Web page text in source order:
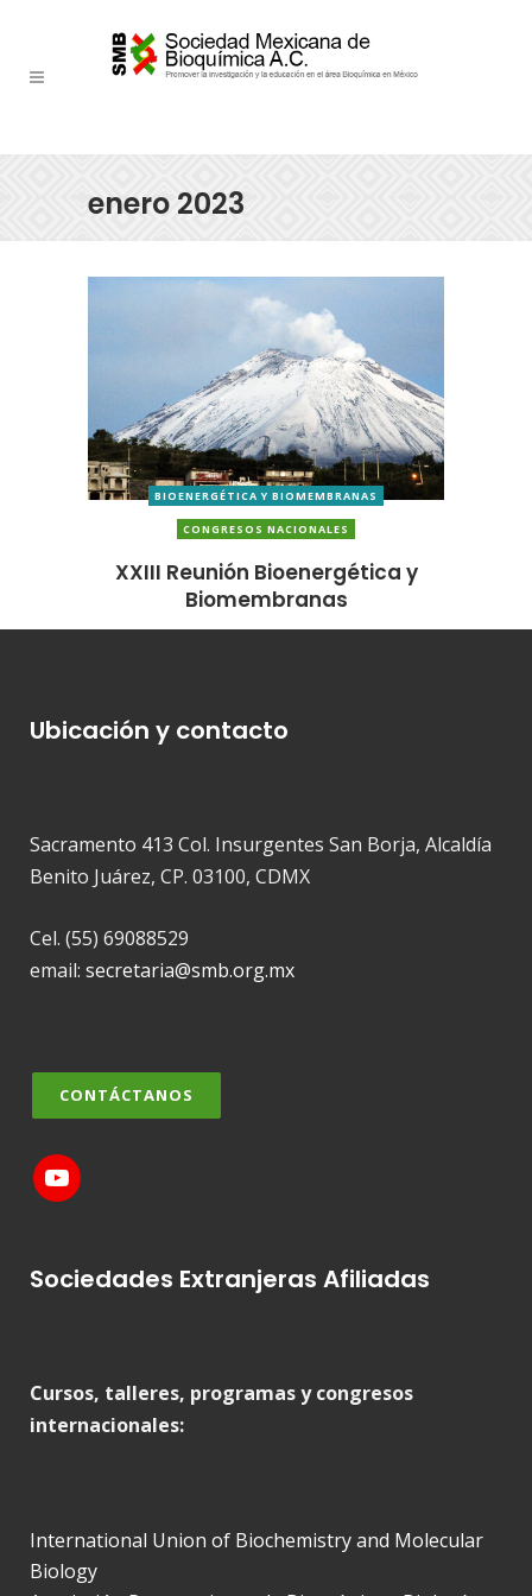
enero 2023
BIOENERGÉTICA Y BIOMEMBRANAS
CONGRESOS NACIONALES
XXIII Reunión Bioenergética y
Biomembranas
Ubicación y contacto
Sacramento 413 Col. Insurgentes San Borja, Alcaldía
Benito Juárez, CP. 03100, CDMX
Cel. (55) 69088529
email: secretaria@smb.org.mx
CONTÁCTANOS
Sociedades Extranjeras Afiliadas
Cursos, talleres, programas y congresos
internacionales:
International Union of Biochemistry and Molecular
Biology